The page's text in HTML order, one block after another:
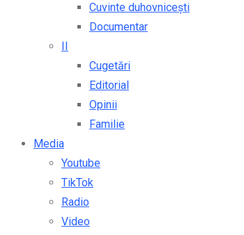
Cuvinte duhovnicești
Documentar
Cugetări
Editorial
Opinii
Familie
Media
Youtube
TikTok
Radio
Video